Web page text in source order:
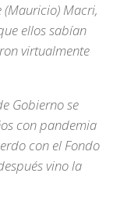
(Mauricio) Macri,
ellos sabían
virtualmente
Gobierno se
con pandemia
con el Fondo
vino la